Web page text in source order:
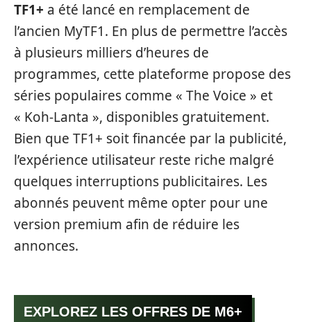
TF1+ a été lancé en remplacement de
l’ancien MyTF1. En plus de permettre l’accès
à plusieurs milliers d’heures de
programmes, cette plateforme propose des
séries populaires comme « The Voice » et
« Koh-Lanta », disponibles gratuitement.
Bien que TF1+ soit financée par la publicité,
l’expérience utilisateur reste riche malgré
quelques interruptions publicitaires. Les
abonnés peuvent même opter pour une
version premium afin de réduire les
annonces.
EXPLOREZ LES OFFRES DE M6+